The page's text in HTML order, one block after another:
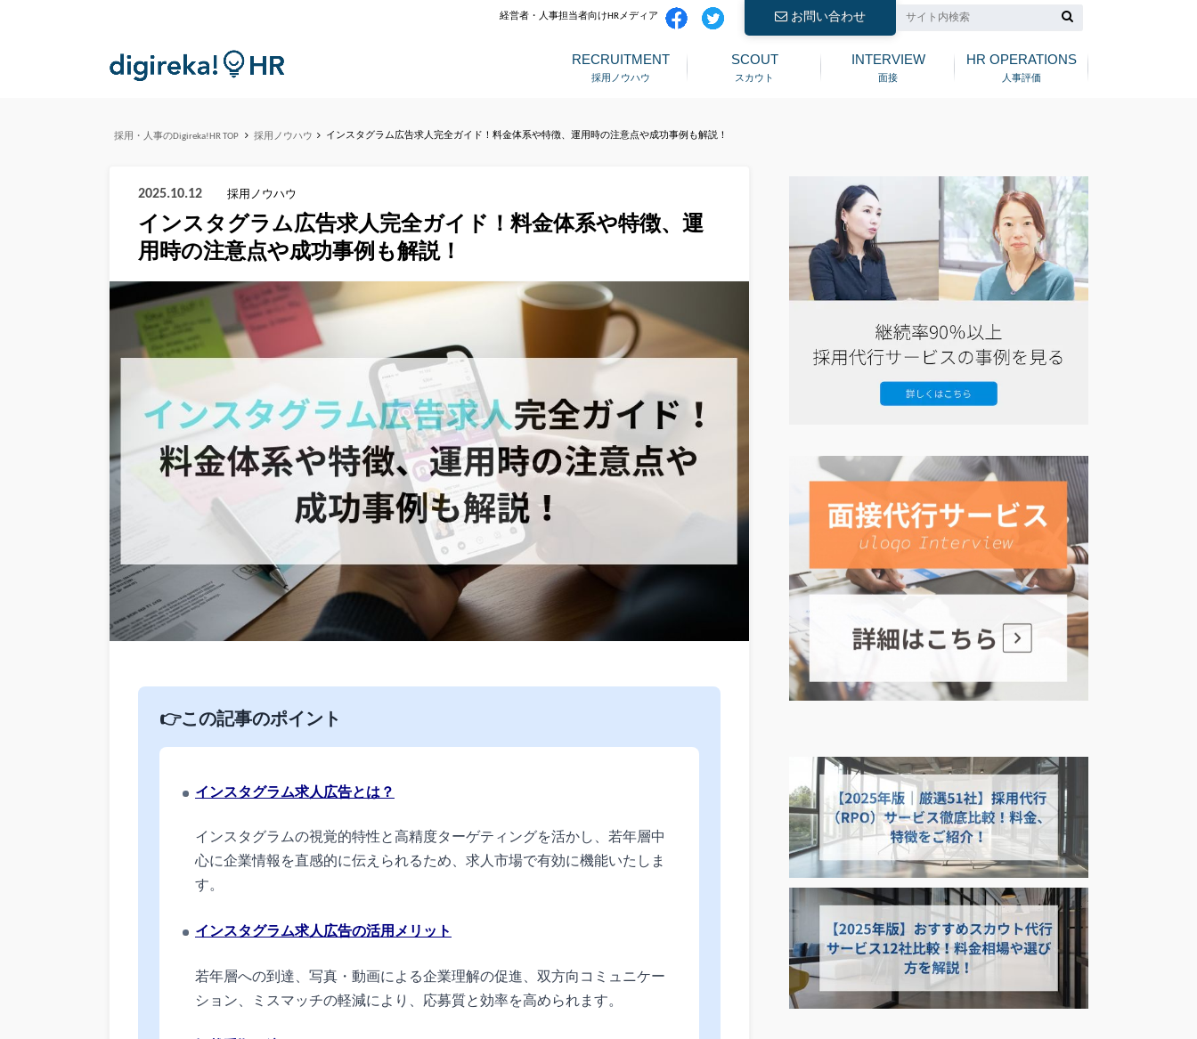
経営者・人事担当者向けHRメディア お問い合わせ
採用ノウハウ
RECRUITMENT
スカウト
SCOUT
面接
INTERVIEW
人事評価
HR OPERATIONS
採用・人事のDigireka!HR TOP 採用ノウハウ インスタグラム広告求人完全ガイド！料金体系や特徴、運用時の注意点や成功事例も解説！
2025.10.12 採用ノウハウ
インスタグラム広告求人完全ガイド！料金体系や特徴、運
用時の注意点や成功事例も解説！
👉この記事のポイント
インスタグラム求人広告とは？
インスタグラムの視覚的特性と高精度ターゲティングを活かし、若年層中
心に企業情報を直感的に伝えられるため、求人市場で有効に機能いたしま
す。
インスタグラム求人広告の活用メリット
若年層への到達、写真・動画による企業理解の促進、双方向コミュニケー
ション、ミスマッチの軽減により、応募質と効率を高められます。